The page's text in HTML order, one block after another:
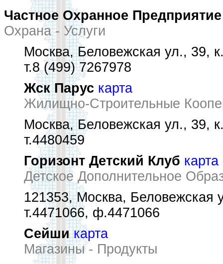
Частное Охранное
Охрана - Услуги
Москва, Беловежская ул., 39,
т.8 (499) 7267978
Жск Парус карта
Жилищно-Строительные
Москва, Беловежская ул., 39,
т.4480459
Горизонт Детский Клуб карта
Детское Дополнительное
121353, Москва, Беловежская
т.4471066, ф.4471066
Сейши карта
Магазины - Продукты